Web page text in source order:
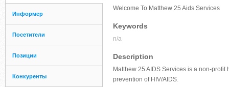
Информер
Посетители
Позиции
Конкуренты
Welcome To Matthew 25 Aids Services
Keywords
n/a
Description
Matthew 25 AIDS Services is a non-
prevention of HIV/AIDS.